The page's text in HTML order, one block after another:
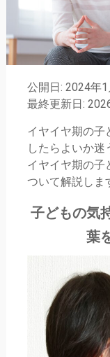
公開日: 2024年1
最終更新日:
イヤイヤ期の子
したらよいか迷
イヤイヤ期の子
ついて解説しま
子どもの気
葉